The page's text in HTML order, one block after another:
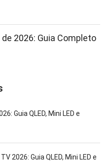
2026: Guia Completo
Guia QLED, Mini LED e
2026: Guia QLED, Mini LED e